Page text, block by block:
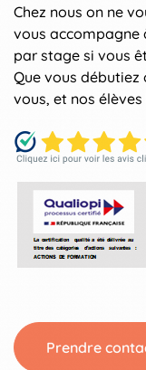
Chez nous on ne
vous accompagne
par stage si vous
Que vous
vous, et nos
Prendre